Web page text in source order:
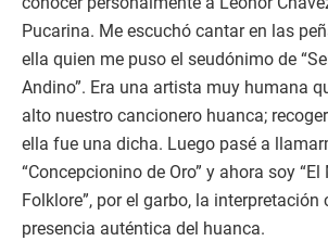
Pucarina. Me escuchó cantar en las
ella quien me puso el seudónimo de
Andino”. Era una artista muy humana
alto nuestro cancionero huanca;
ella fue una dicha. Luego pasé a
“Concepcionino de Oro” y ahora soy “El
Folklore”, por el garbo, la interpretación
presencia auténtica del huanca.